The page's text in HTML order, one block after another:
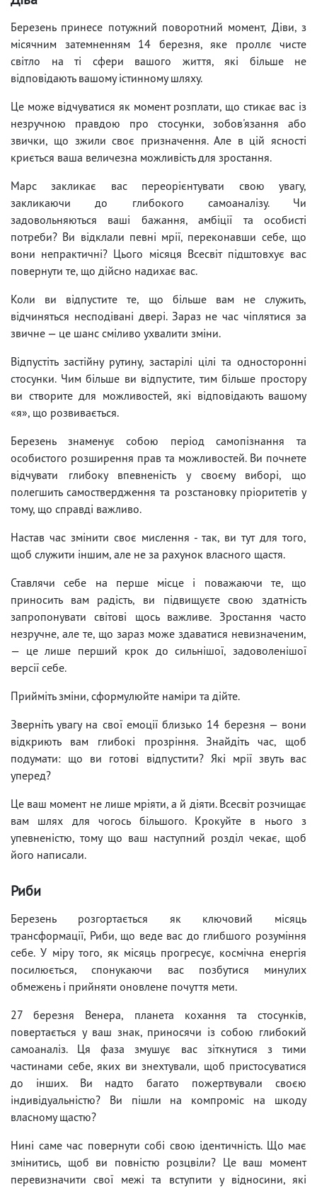
Березень принесе потужний поворотний момент, Діви, з
місячним затемненням 14 березня, яке проллє чисте
світло на ті сфери вашого життя, які більше не
відповідають вашому істинному шляху.
Це може відчуватися як момент розплати, що стикає вас із
незручною правдою про стосунки, зобов'язання або
звички, що зжили своє призначення. Але в цій ясності
криється ваша величезна можливість для зростання.
Марс закликає вас переорієнтувати свою увагу,
закликаючи до глибокого самоаналізу. Чи
задовольняються ваші бажання, амбіції та особисті
потреби? Ви відклали певні мрії, переконавши себе, що
вони непрактичні? Цього місяця Всесвіт підштовхує вас
повернути те, що дійсно надихає вас.
Коли ви відпустите те, що більше вам не служить,
відчиняться несподівані двері. Зараз не час чіплятися за
звичне — це шанс сміливо ухвалити зміни.
Відпустіть застійну рутину, застарілі цілі та односторонні
стосунки. Чим більше ви відпустите, тим більше простору
ви створите для можливостей, які відповідають вашому
«я», що розвивається.
Березень знаменує собою період самопізнання та
особистого розширення прав та можливостей. Ви почнете
відчувати глибоку впевненість у своєму виборі, що
полегшить самоствердження та розстановку пріоритетів у
тому, що справді важливо.
Настав час змінити своє мислення - так, ви тут для того,
щоб служити іншим, але не за рахунок власного щастя.
Ставлячи себе на перше місце і поважаючи те, що
приносить вам радість, ви підвищуєте свою здатність
запропонувати світові щось важливе. Зростання часто
незручне, але те, що зараз може здаватися невизначеним,
— це лише перший крок до сильнішої, задоволенішої
версії себе.
Прийміть зміни, сформулюйте наміри та дійте.
Зверніть увагу на свої емоції близько 14 березня — вони
відкриють вам глибокі прозріння. Знайдіть час, щоб
подумати: що ви готові відпустити? Які мрії звуть вас
уперед?
Це ваш момент не лише мріяти, а й діяти. Всесвіт розчищає
вам шлях для чогось більшого. Крокуйте в нього з
упевненістю, тому що ваш наступний розділ чекає, щоб
його написали.
Риби
Березень розгортається як ключовий місяць
трансформації, Риби, що веде вас до глибшого розуміння
себе. У міру того, як місяць прогресує, космічна енергія
посилюється, спонукаючи вас позбутися минулих
обмежень і прийняти оновлене почуття мети.
27 березня Венера, планета кохання та стосунків,
повертається у ваш знак, приносячи із собою глибокий
самоаналіз. Ця фаза змушує вас зіткнутися з тими
частинами себе, яких ви знехтували, щоб пристосуватися
до інших. Ви надто багато пожертвували своєю
індивідуальністю? Ви пішли на компроміс на шкоду
власному щастю?
Нині саме час повернути собі свою ідентичність. Що має
змінитись, щоб ви повністю розцвіли? Це ваш момент
перевизначити свої межі та вступити у відносини, які